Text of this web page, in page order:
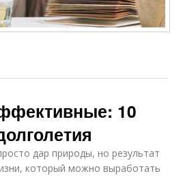
10
дар природы, но результат
который можно выработать